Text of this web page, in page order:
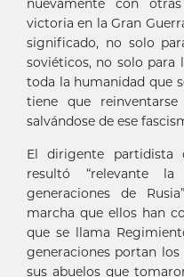
nuevamente con
victoria en la Gran
significado, no solo
soviéticos, no solo para
toda la humanidad que
tiene que
salvándose de ese
El dirigente partidista
resultó “relevante
generaciones de
marcha que ellos han
que se llama
generaciones portan
sus abuelos que